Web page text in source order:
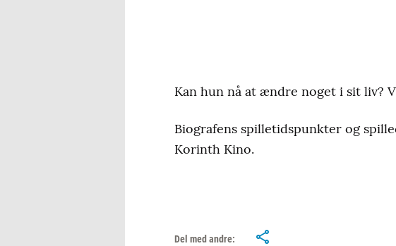
Kan hun nå at ændre noget i sit liv?
Biografens spilletidspunkter og
Korinth Kino.
Del med andre: